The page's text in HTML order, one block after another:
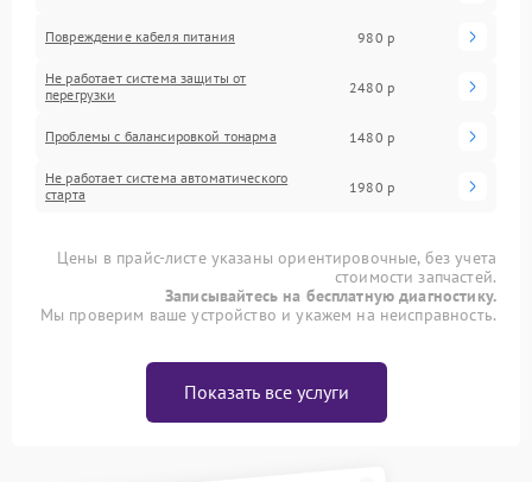
Повреждение кабеля питания 980 р
Не работает система защиты от
перегрузки
2480 р
Проблемы с балансировкой тонарма 1480 р
Не работает система автоматического
старта
1980 р
Цены в прайс-листе указаны ориентировочные, без учета
стоимости запчастей.
Записывайтесь на бесплатную диагностику.
Мы проверим ваше устройство и укажем на неисправность.
Показать все услуги